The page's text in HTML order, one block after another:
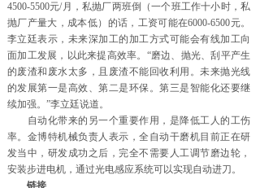
4500-5500元/月，私抛厂两班倒（一个班工作十小时，私
抛厂产量大，成本低）的话，工资可能在6000-6500元。
李立廷表示，未来深加工的加工方式可能会有线加工向
面加工发展，以此来提高效率。“磨边、抛光、刮平产生
的废渣和废水太多，且废渣不能回收利用。未来抛光线
的发展第一是高效、第二是环保。第三是智能化还要继
续加强。”李立廷说道。
自动化带来的另一个重要作用，是降低工人的工伤
率。金博特机械负责人表示，全自动干磨机目前正在研
发当中，研发成功之后，完全不需要人工调节磨边轮，
安装步进电机，通过光电感应系统可以实现自动进刀。
链接